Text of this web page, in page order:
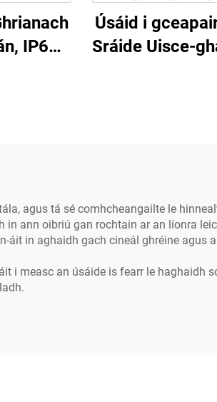
IP66,
Úsáid i
Sráide Uisce-
agus tá sé comhcheangailte le
ann oibriú gan rochtain ar an líonra
in aghaidh gach cineál ghréine agus
i measc an úsáide is fearr le haghaidh